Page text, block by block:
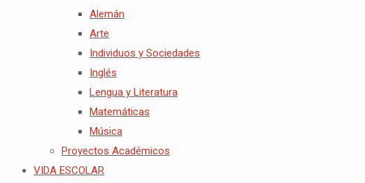
Alemán
Arte
Individuos y Sociedades
Inglés
Lengua y Literatura
Matemáticas
Música
Proyectos Académicos
VIDA ESCOLAR